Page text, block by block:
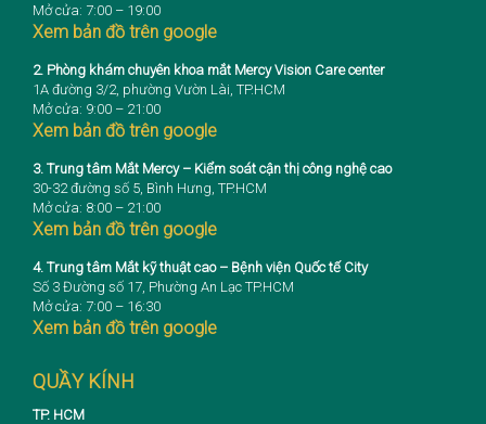
Mở cửa: 7:00 – 19:00
Xem bản đồ trên google
2. Phòng khám chuyên khoa mắt Mercy Vision Care center
1A đường 3/2, phường Vườn Lài, TP.HCM
Mở cửa: 9:00 – 21:00
Xem bản đồ trên google
3. Trung tâm Mắt Mercy – Kiểm soát cận thị công nghệ cao
30-32 đường số 5, Bình Hưng, TP.HCM
Mở cửa: 8:00 – 21:00
Xem bản đồ trên google
4. Trung tâm Mắt kỹ thuật cao – Bệnh viện Quốc tế City
Số 3 Đường số 17, Phường An Lạc TP.HCM
Mở cửa: 7:00 – 16:30
Xem bản đồ trên google
QUẦY KÍNH
TP. HCM